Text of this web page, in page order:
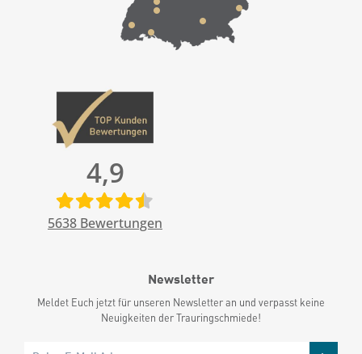
4,9
5638 Bewertungen
Newsletter
Meldet Euch jetzt für unseren Newsletter an und verpasst keine
Neuigkeiten der Trauringschmiede!